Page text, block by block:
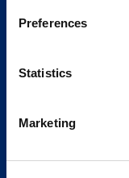
Preferences
Statistics
Marketing